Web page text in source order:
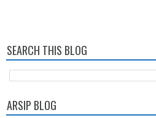
SEARCH THIS BLOG
ARSIP BLOG